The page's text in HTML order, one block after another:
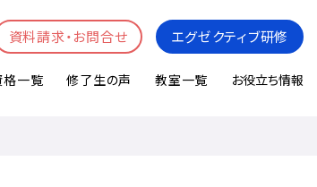
資料請求・お問合せ エグゼクティブ研修
格一覧 修了生の声 教室一覧 お役立ち情報